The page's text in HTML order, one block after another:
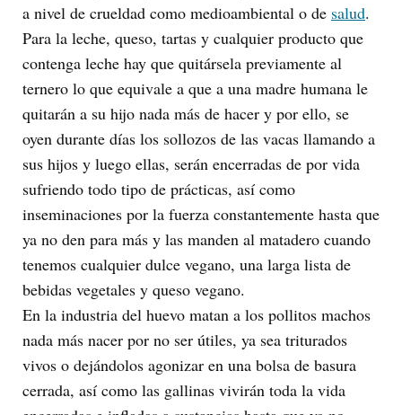
a nivel de crueldad como medioambiental o de salud.
Para la leche, queso, tartas y cualquier producto que
contenga leche hay que quitársela previamente al
ternero lo que equivale a que a una madre humana le
quitarán a su hijo nada más de hacer y por ello, se
oyen durante días los sollozos de las vacas llamando a
sus hijos y luego ellas, serán encerradas de por vida
sufriendo todo tipo de prácticas, así como
inseminaciones por la fuerza constantemente hasta que
ya no den para más y las manden al matadero cuando
tenemos cualquier dulce vegano, una larga lista de
bebidas vegetales y queso vegano.
En la industria del huevo matan a los pollitos machos
nada más nacer por no ser útiles, ya sea triturados
vivos o dejándolos agonizar en una bolsa de basura
cerrada, así como las gallinas vivirán toda la vida